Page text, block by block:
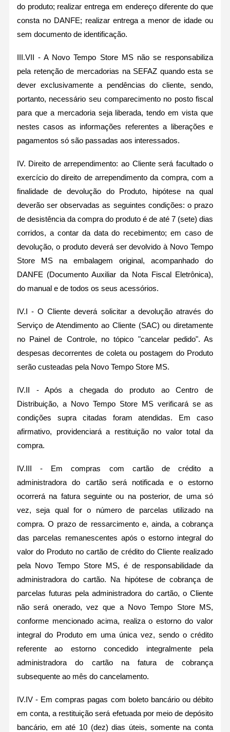
do produto; realizar entrega em endereço diferente do que
consta no DANFE; realizar entrega a menor de idade ou
sem documento de identificação.
III.VII - A Novo Tempo Store MS não se responsabiliza
pela retenção de mercadorias na SEFAZ quando esta se
dever exclusivamente a pendências do cliente, sendo,
portanto, necessário seu comparecimento no posto fiscal
para que a mercadoria seja liberada, tendo em vista que
nestes casos as informações referentes a liberações e
pagamentos só são passadas aos interessados.
IV. Direito de arrependimento: ao Cliente será facultado o
exercício do direito de arrependimento da compra, com a
finalidade de devolução do Produto, hipótese na qual
deverão ser observadas as seguintes condições: o prazo
de desistência da compra do produto é de até 7 (sete) dias
corridos, a contar da data do recebimento; em caso de
devolução, o produto deverá ser devolvido à Novo Tempo
Store MS na embalagem original, acompanhado do
DANFE (Documento Auxiliar da Nota Fiscal Eletrônica),
do manual e de todos os seus acessórios.
IV.I - O Cliente deverá solicitar a devolução através do
Serviço de Atendimento ao Cliente (SAC) ou diretamente
no Painel de Controle, no tópico "cancelar pedido". As
despesas decorrentes de coleta ou postagem do Produto
serão custeadas pela Novo Tempo Store MS.
IV.II - Após a chegada do produto ao Centro de
Distribuição, a Novo Tempo Store MS verificará se as
condições supra citadas foram atendidas. Em caso
afirmativo, providenciará a restituição no valor total da
compra.
IV.III - Em compras com cartão de crédito a
administradora do cartão será notificada e o estorno
ocorrerá na fatura seguinte ou na posterior, de uma só
vez, seja qual for o número de parcelas utilizado na
compra. O prazo de ressarcimento e, ainda, a cobrança
das parcelas remanescentes após o estorno integral do
valor do Produto no cartão de crédito do Cliente realizado
pela Novo Tempo Store MS, é de responsabilidade da
administradora do cartão. Na hipótese de cobrança de
parcelas futuras pela administradora do cartão, o Cliente
não será onerado, vez que a Novo Tempo Store MS,
conforme mencionado acima, realiza o estorno do valor
integral do Produto em uma única vez, sendo o crédito
referente ao estorno concedido integralmente pela
administradora do cartão na fatura de cobrança
subsequente ao mês do cancelamento.
IV.IV - Em compras pagas com boleto bancário ou débito
em conta, a restituição será efetuada por meio de depósito
bancário, em até 10 (dez) dias úteis, somente na conta